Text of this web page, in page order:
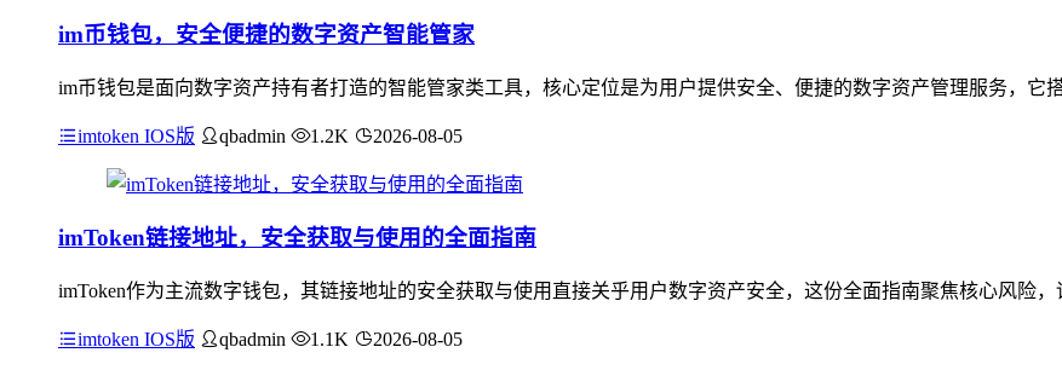
im币钱包，安全便捷的数字资产智能管家
im币钱包是面向数字资产持有者打造的智能管家类工具，核心定位是为用户提供安全、便捷的数字资产管理服务，它
imtoken IOS版 qbadmin 1.2K 2026-08-05
imToken链接地址，安全获取与使用的全面指南
imToken作为主流数字钱包，其链接地址的安全获取与使用直接关乎用户数字资产安全，这份全面指南聚焦核心风险
imtoken IOS版 qbadmin 1.1K 2026-08-05